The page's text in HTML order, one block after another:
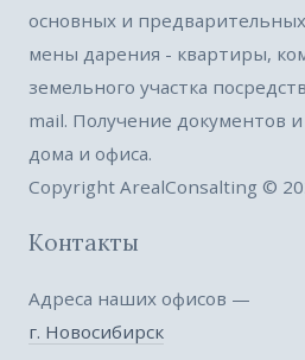
основных и
мены дарения - квартиры,
земельного участка
mail. Получение документов
дома и офиса.
Copyright ArealConsalting ©
Контакты
Адреса наших офисов —
г. Новосибирск